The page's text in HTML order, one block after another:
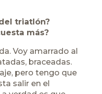
triatlón?
más?
Voy amarrado al
braceadas.
pero tengo que
salir en el